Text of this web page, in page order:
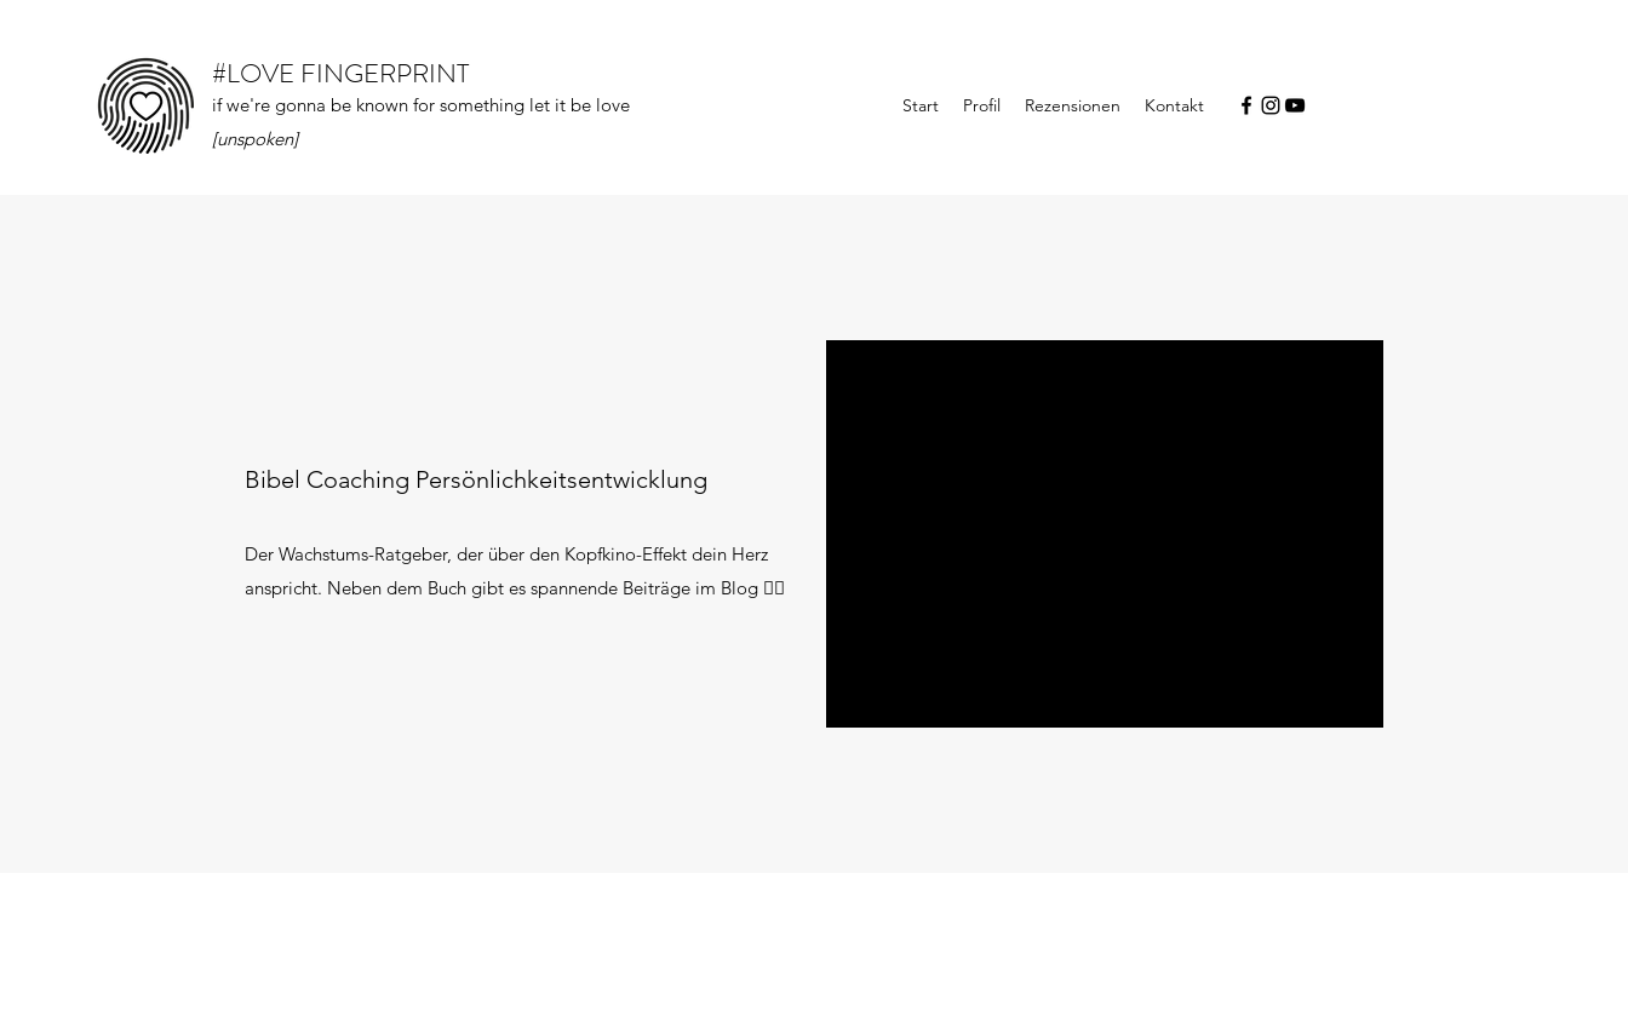
#LOVE FINGERPRINT
if we're gonna be known for something let it be love
[unspoken]
Start Profil Rezensionen Kontakt
Bibel Coaching Persönlichkeitsentwicklung
Der Wachstums-Ratgeber, der über den Kopfkino-Effekt dein Herz
anspricht. Neben dem Buch gibt es spannende Beiträge im Blog 👇🏻